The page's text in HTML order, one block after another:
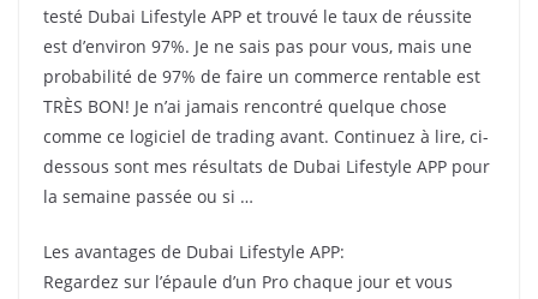
testé Dubai Lifestyle APP et trouvé le taux de réussite
est d’environ 97%. Je ne sais pas pour vous, mais une
probabilité de 97% de faire un commerce rentable est
TRÈS BON! Je n’ai jamais rencontré quelque chose
comme ce logiciel de trading avant. Continuez à lire, ci-
dessous sont mes résultats de Dubai Lifestyle APP pour
la semaine passée ou si …
Les avantages de Dubai Lifestyle APP:
Regardez sur l’épaule d’un Pro chaque jour et vous